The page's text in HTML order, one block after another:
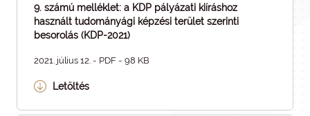
9. számú melléklet: a KDP pályázati kiíráshoz
használt tudományági képzési terület szerinti
besorolás (KDP-2021)
2021. július 12. - PDF - 98 KB
Letöltés